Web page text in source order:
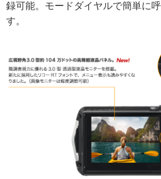
録可能。モードダイヤルで簡単に
す。